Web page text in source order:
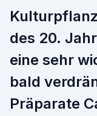
des 20.
eine sehr
bald
Präparate